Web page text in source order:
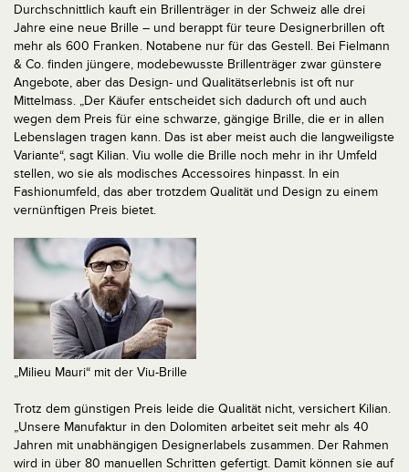
Durchschnittlich kauft ein Brillenträger in der Schweiz alle drei
Jahre eine neue Brille – und berappt für teure Designerbrillen oft
mehr als 600 Franken. Notabene nur für das Gestell. Bei Fielmann
& Co. finden jüngere, modebewusste Brillenträger zwar günstere
Angebote, aber das Design- und Qualitätserlebnis ist oft nur
Mittelmass. „Der Käufer entscheidet sich dadurch oft und auch
wegen dem Preis für eine schwarze, gängige Brille, die er in allen
Lebenslagen tragen kann. Das ist aber meist auch die langweiligste
Variante“, sagt Kilian. Viu wolle die Brille noch mehr in ihr Umfeld
stellen, wo sie als modisches Accessoires hinpasst. In ein
Fashionumfeld, das aber trotzdem Qualität und Design zu einem
vernünftigen Preis bietet.
„Milieu Mauri“ mit der Viu-Brille
Trotz dem günstigen Preis leide die Qualität nicht, versichert Kilian.
„Unsere Manufaktur in den Dolomiten arbeitet seit mehr als 40
Jahren mit unabhängigen Designerlabels zusammen. Der Rahmen
wird in über 80 manuellen Schritten gefertigt. Damit können sie auf